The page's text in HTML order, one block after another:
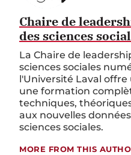
Chaire de
des sciences
La Chaire de
sciences sociales
l'Université Laval offre
une formation
techniques,
aux nouvelles
sciences sociales.
MORE FROM THIS